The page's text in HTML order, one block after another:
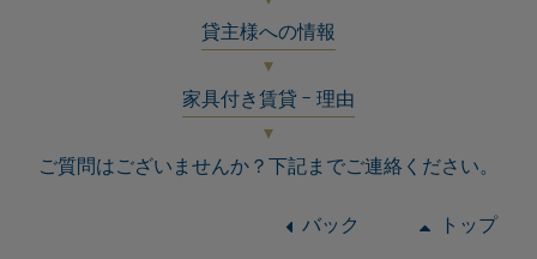
貸主様への情報
家具付き賃貸 - 理由
ご質問はございませんか？下記までご連絡ください。
バック トップ